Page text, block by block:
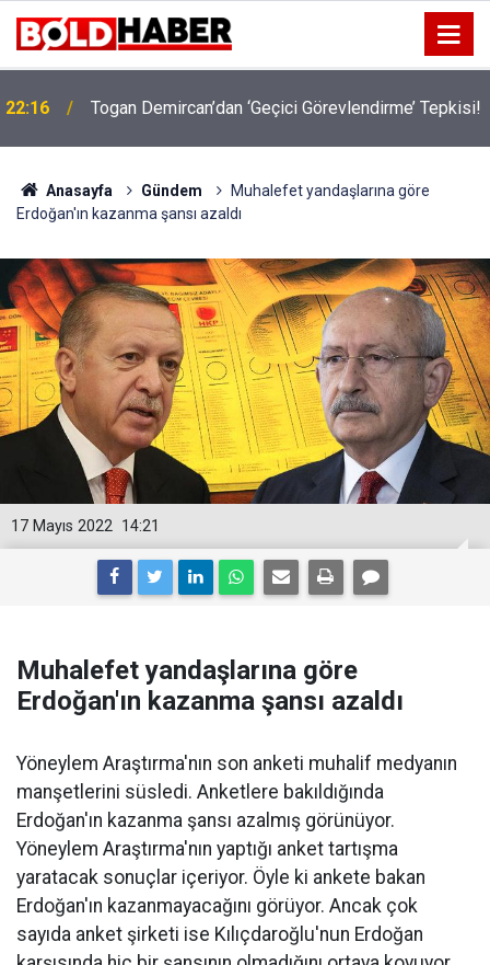
22:16 Togan Demircan’dan ‘Geçici Görevlendirme’ Tepkisi!
19:32 Sıcak Havalarda Ödem Şikayetini Hafife Almayın!
Anasayfa Gündem
Muhalefet yandaşlarına göre
Erdoğan'ın kazanma şansı azaldı
14:21
17 Mayıs 2022
Muhalefet yandaşlarına göre
Erdoğan'ın kazanma şansı azaldı
Yöneylem Araştırma'nın son anketi muhalif medyanın
manşetlerini süsledi. Anketlere bakıldığında
Erdoğan'ın kazanma şansı azalmış görünüyor.
Yöneylem Araştırma'nın yaptığı anket tartışma
yaratacak sonuçlar içeriyor. Öyle ki ankete bakan
Erdoğan'ın kazanmayacağını görüyor. Ancak çok
sayıda anket şirketi ise Kılıçdaroğlu'nun Erdoğan